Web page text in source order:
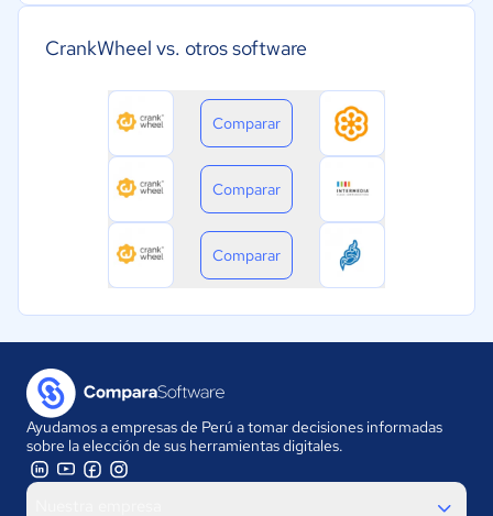
CrankWheel vs. otros software
Comparar
Comparar
Comparar
Ayudamos a empresas de Perú a tomar decisiones informadas
sobre la elección de sus herramientas digitales.